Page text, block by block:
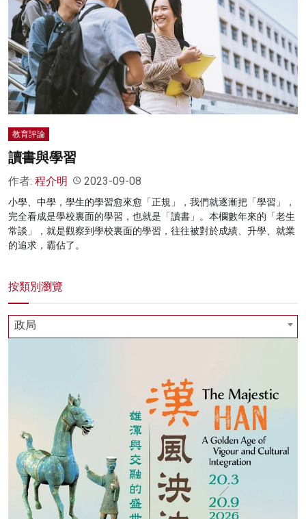
科技
影片
名家榜
灼見活動
教育評論
讀書與學習
作者: 程介明 2023-09-08
小學、中學，學生的學習愈來愈「正規」，我們就逐漸把「學習」，
完全看成是學校裏面的學習，也就是「讀書」。本欄數年來的「老生
常談」，就是觀察到學校裏面的學習，往往被對於成績、升學、就業
的追求，霸佔了。
按類別瀏覽
政局